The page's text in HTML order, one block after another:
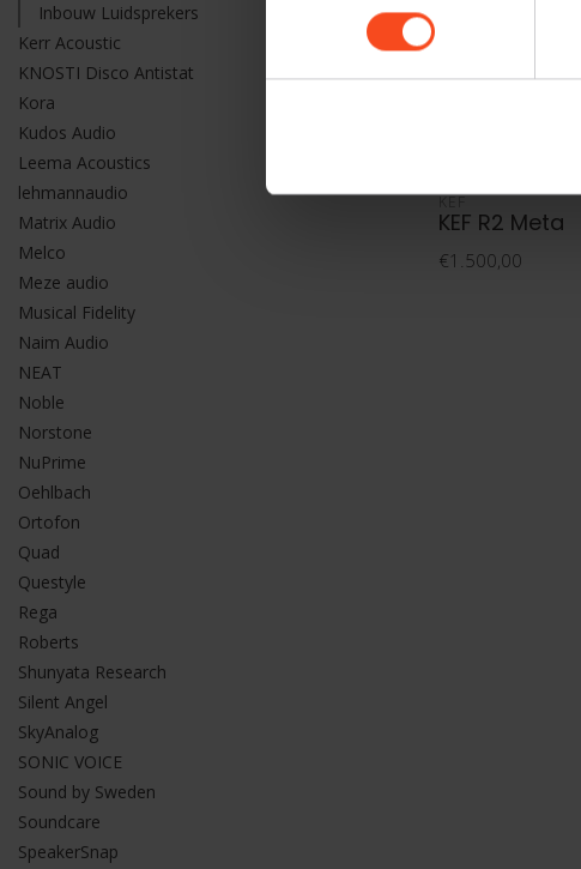
Inbouw Luidsprekers
Kerr Acoustic
KNOSTI Disco Antistat
Kora
Kudos Audio
Leema Acoustics
lehmannaudio
Matrix Audio
Melco
Meze audio
Musical Fidelity
Naim Audio
NEAT
Noble
Norstone
NuPrime
Oehlbach
Ortofon
Quad
Questyle
Rega
Roberts
Shunyata Research
Silent Angel
SkyAnalog
SONIC VOICE
Sound by Sweden
Soundcare
SpeakerSnap
KEF
KEF R2 Meta
€1.500,00